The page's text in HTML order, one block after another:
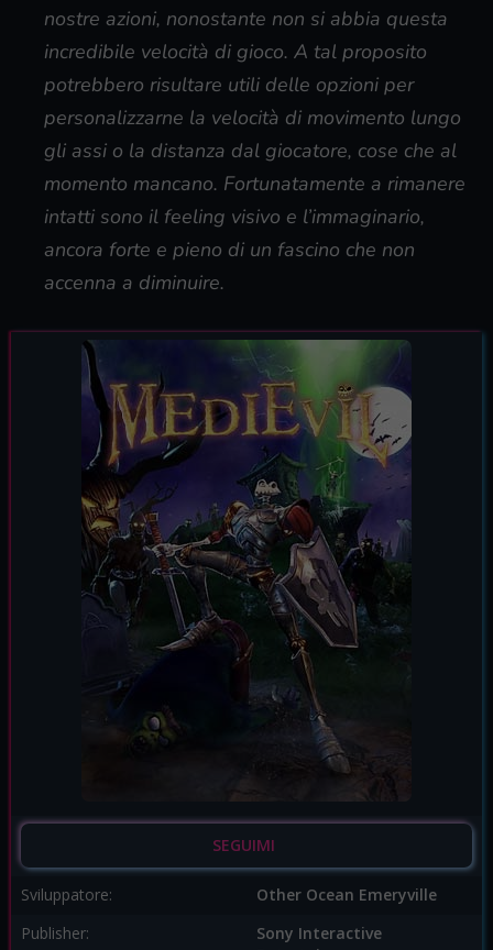
nostre azioni, nonostante non si abbia questa
incredibile velocità di gioco. A tal proposito
potrebbero risultare utili delle opzioni per
personalizzarne la velocità di movimento lungo
gli assi o la distanza dal giocatore, cose che al
momento mancano. Fortunatamente a rimanere
intatti sono il feeling visivo e l’immaginario,
ancora forte e pieno di un fascino che non
accenna a diminuire.
SEGUIMI
Sviluppatore:
Other Ocean Emeryville
Publisher:
Sony Interactive